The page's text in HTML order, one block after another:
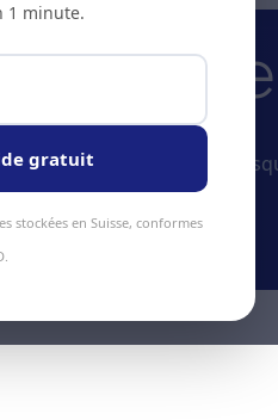
Economisez
1 minute.
gratuit
stockées en Suisse, conformes